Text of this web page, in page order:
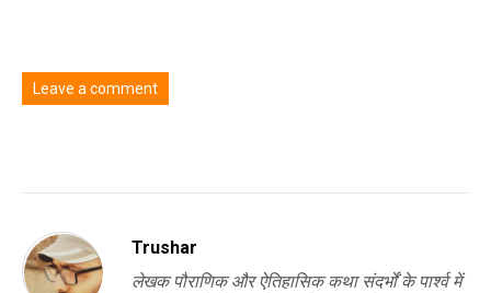
Leave a comment
Trushar
लेखक पौराणिक और ऐतिहासिक कथा संदर्भों के पार्श्व में